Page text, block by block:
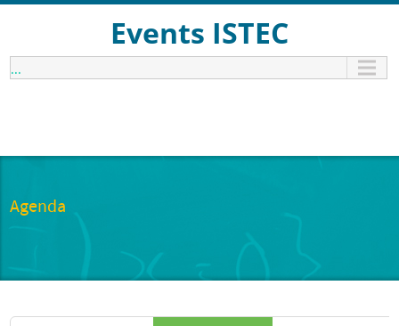
Events ISTEC
...
Agenda
1:00 am